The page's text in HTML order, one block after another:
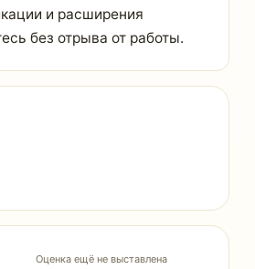
и расширения
без отрыва от работы.
Оценка ещё не выставлена